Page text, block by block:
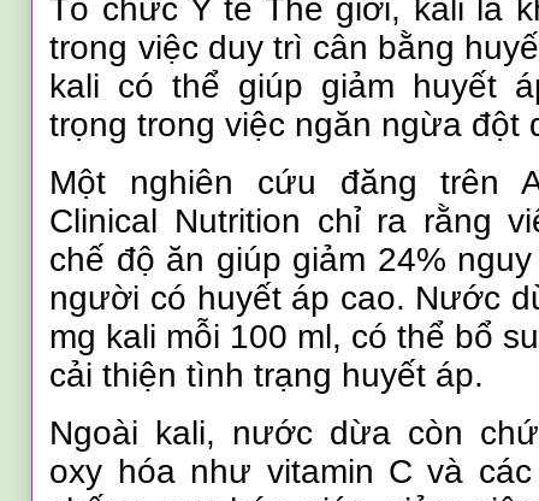
Tổ chức Y tế Thế giới, kali là
trong việc duy trì cân bằng
kali có thể giúp giảm huyết
trọng trong việc ngăn ngừa đột
Một nghiên cứu đăng trên
Clinical Nutrition chỉ ra rằng
chế độ ăn giúp giảm 24%
người có huyết áp cao. Nước
mg kali mỗi 100 ml, có thể bổ
cải thiện tình trạng huyết áp.
Ngoài kali, nước dừa còn
oxy hóa như vitamin C và